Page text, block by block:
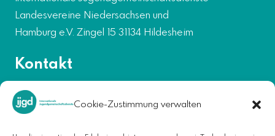
Cookie-Zustimmung verwalten
Landesvereine Niedersachsen und
Hamburg e.V. Zingel 15 31134 Hildesheim
Kontakt
projekte-nord@ijgd.de
Niedersachen:05121-20661-441